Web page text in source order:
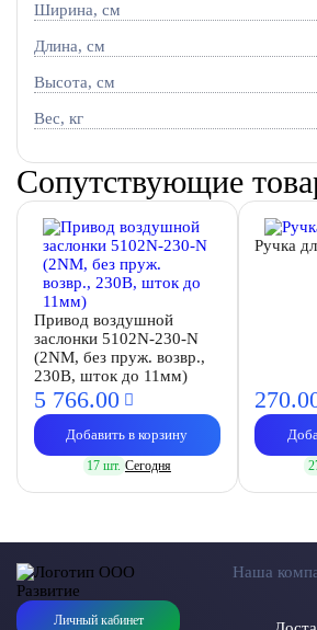
Ширина, см
Длина, см
Высота, см
Вес, кг
Сопутствующие
Привод воздушной
заслонки 5102N-230-N
(2NM, без пруж. возвр.,
230В, шток до 11мм)
5 766.00
Добавить в корзину
17 шт. Сегодня
Ручка
270.
Личный кабинет
Наша